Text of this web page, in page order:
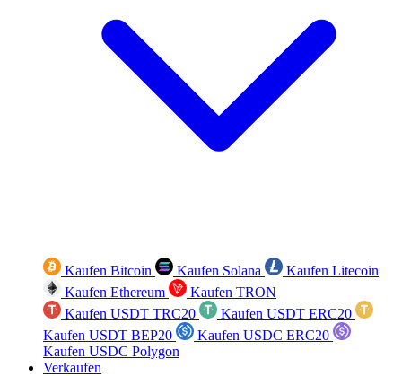
Kaufen Bitcoin Kaufen Solana
Kaufen Litecoin
Kaufen Ethereum
Kaufen TRON
Kaufen USDT TRC20
Kaufen USDT ERC20
Kaufen USDT BEP20
Kaufen USDC ERC20
Kaufen USDC Polygon
Verkaufen